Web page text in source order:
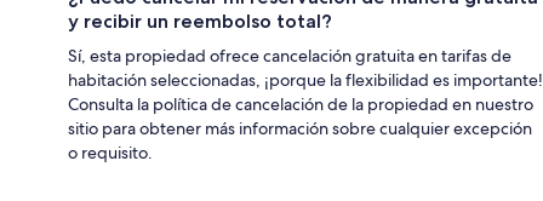
y recibir un reembolso total?
Sí, esta propiedad ofrece cancelación gratuita en tarifas de
habitación seleccionadas, ¡porque la flexibilidad es importante!
Consulta la política de cancelación de la propiedad en nuestro
sitio para obtener más información sobre cualquier excepción
o requisito.